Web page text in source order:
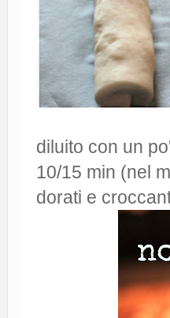
diluito con un
10/15 min (nel
dorati e